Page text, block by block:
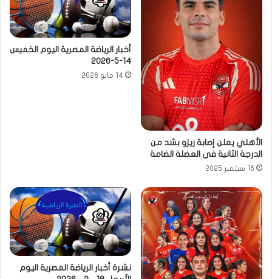
الأهلي يعلن إصابة زيزو بشد من
الدرجة الثانية في العضلة الضامة
16 سبتمبر 2025
أخبار الرياضة المصرية اليوم الخميس
14-5-2026
14 مايو 2026
نشرة أخبار الرياضة المصرية اليوم